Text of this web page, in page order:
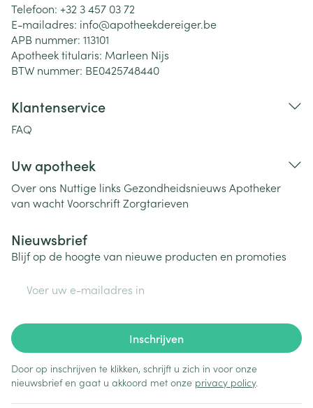
Telefoon: +32 3 457 03 72
E-mailadres: info@apotheekdereiger.be
APB nummer: 113101
Apotheek titularis: Marleen Nijs
BTW nummer: BE0425748440
Klantenservice
FAQ
Uw apotheek
Over ons Nuttige links Gezondheidsnieuws Apotheker
van wachtVoorschriftZorgtarieven
Nieuwsbrief
Blijf op de hoogte van nieuwe producten en promoties
Inschrijven
Door op inschrijven te klikken, schrijft u zich in voor onze
nieuwsbrief en gaat u akkoord met onze privacy policy.